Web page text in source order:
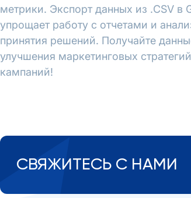
метрики. Экспорт данных из .CSV в
упрощает работу с отчетами и
принятия решений. Получайте
улучшения маркетинговых
кампаний!
СВЯЖИТЕСЬ С НАМИ